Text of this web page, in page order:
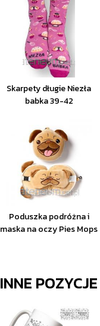
Skarpety długie Niezła
babka 39-42
Poduszka podróżna i
maska na oczy Pies Mops
INNE